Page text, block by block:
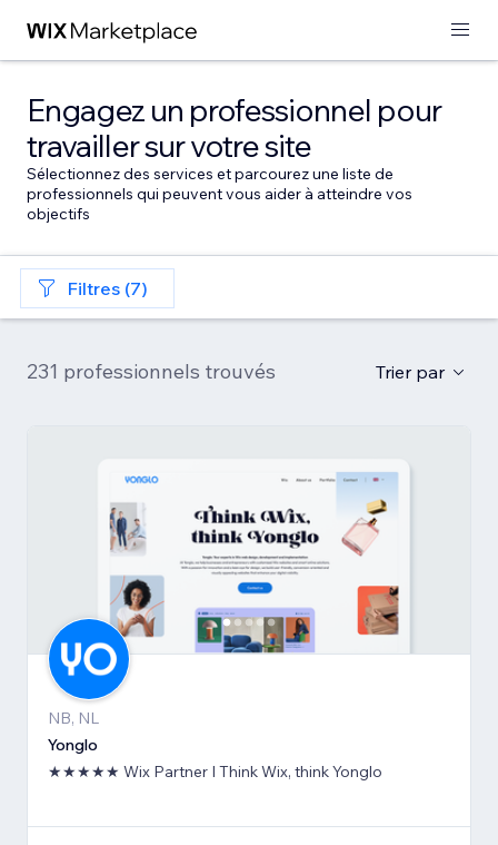
Engagez un professionnel pour
travailler sur votre site
Sélectionnez des services et parcourez une liste de
professionnels qui peuvent vous aider à atteindre vos
objectifs
Filtres (7)
231 professionnels trouvés Trier par
NB, NL
Yonglo
★★★★★ Wix Partner I Think Wix, think Yonglo